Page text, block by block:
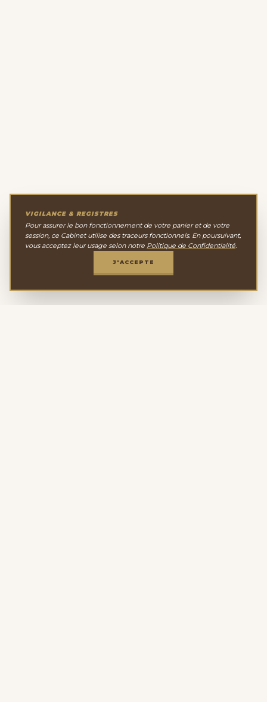
VIGILANCE & REGISTRES
Pour assurer le bon fonctionnement de votre panier et de votre
session, ce Cabinet utilise des traceurs fonctionnels. En poursuivant,
vous acceptez leur usage selon notre Politique de Confidentialité.
J'ACCEPTE